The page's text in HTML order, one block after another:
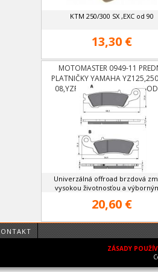
KTM 250/300 SX ,EXC od 90
13,30 €
MOTOMASTER 0949-11
PLATNIČKY YAMAHA
08,YZF 250 OD 07,YZF 450
Univerzálná offroad brzdová
vysokou životnosťou a
20,60 €
ZÁSADY